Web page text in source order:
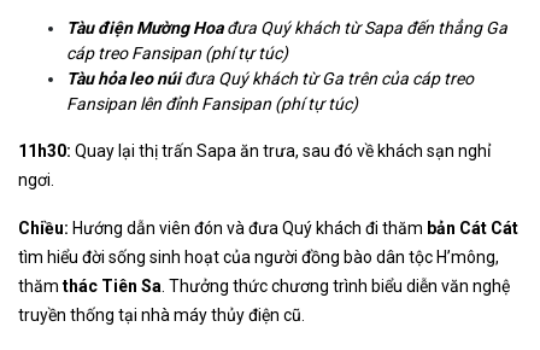
Tàu điện Mường Hoađưa Quý khách từ Sapa đến thẳng Ga
cáp treo Fansipan (phí tự túc)
Tàu hỏa leo núiđưa Quý khách từ Ga trên của cáp treo
Fansipan lên đỉnh Fansipan (phí tự túc)
11h30: Quay lại thị trấn Sapa ăn trưa, sau đó về khách sạn nghỉ
ngơi.
Chiều: Hướng dẫn viên đón và đưa Quý khách đi thăm bản Cát Cát
tìm hiểu đời sống sinh hoạt của người đồng bào dân tộc H’mông,
thăm thác Tiên Sa . Thưởng thức chương trình biểu diễn văn nghệ
truyền thống tại nhà máy thủy điện cũ.